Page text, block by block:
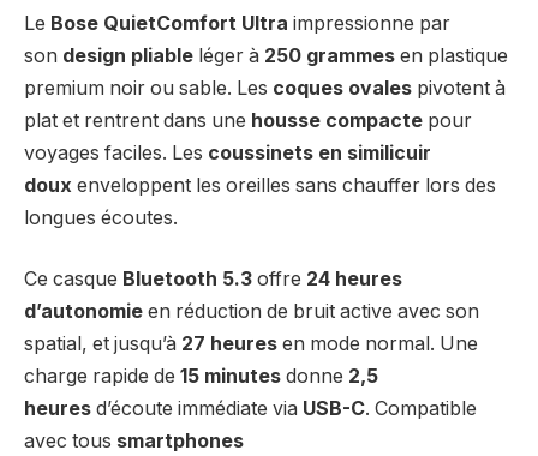
Le Bose QuietComfort Ultra impressionne par
son design pliable léger à 250 grammes en plastique
premium noir ou sable. Les coques ovales pivotent à
plat et rentrent dans une housse compacte pour
voyages faciles. Les coussinets en similicuir
doux enveloppent les oreilles sans chauffer lors des
longues écoutes.
Ce casque Bluetooth 5.3 offre 24 heures
d’autonomie en réduction de bruit active avec son
spatial, et jusqu’à 27 heures en mode normal. Une
charge rapide de 15 minutes donne 2,5
heures d’écoute immédiate via USB-C. Compatible
avec tous smartphones